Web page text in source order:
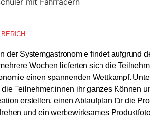
der Systemgastronomie findet aufgrund
Wochen lieferten sich die
einen spannenden Wettkampf.
Teilnehmer:innen ihr ganzes Können
erstellen, einen Ablaufplan für die
und ein werbewirksames